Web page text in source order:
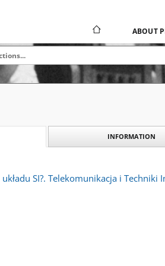
ABOUT
INFORMATION
SI?. Telekomunikacja i